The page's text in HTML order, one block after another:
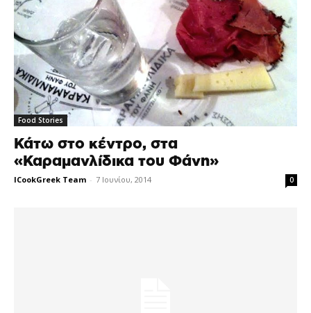
Food Stories
Κάτω στο κέντρο, στα
«Καραμανλίδικα του Φάνη»
ICookGreek Team - 7 Ιουνίου, 2014 0